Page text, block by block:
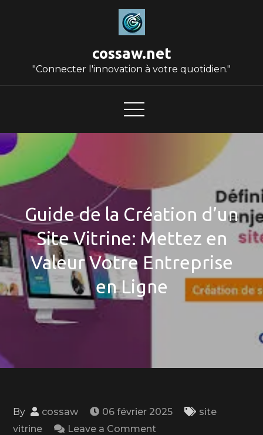
cossaw.net
"Connecter l'innovation à votre quotidien."
Guide de la Création d’un
Site Vitrine: Mettez en
Valeur Votre Entreprise
en Ligne
By cossaw 06 février 2025
site
vitrine
Leave a Comment